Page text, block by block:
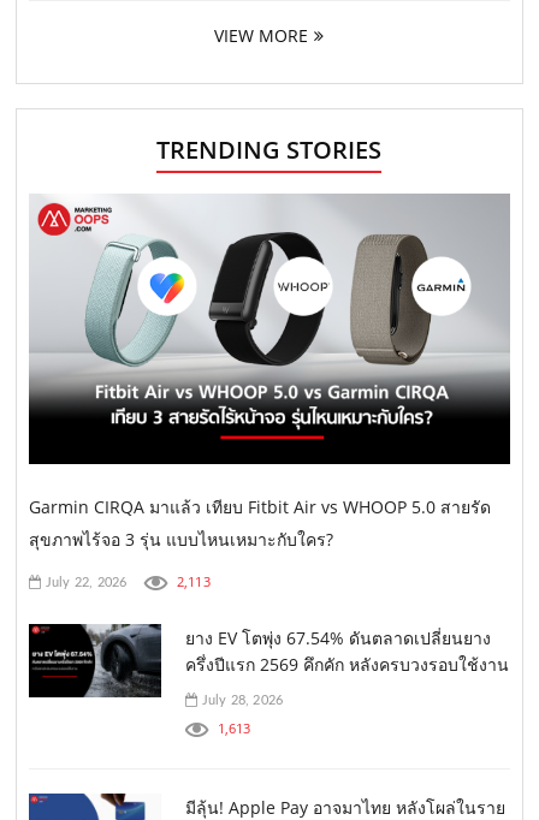
VIEW MORE
TRENDING STORIES
Garmin CIRQA มาแล้ว เทียบ Fitbit Air vs WHOOP 5.0 สายรัด
สุขภาพไร้จอ 3 รุ่น แบบไหนเหมาะกับใคร?
July 22, 2026 2,113
ยาง EV โตพุ่ง 67.54% ดันตลาดเปลี่ยนยาง
ครึ่งปีแรก 2569 คึกคัก หลังครบวงรอบใช้งาน
July 28, 2026
1,613
มีลุ้น! Apple Pay อาจมาไทย หลังโผล่ในราย